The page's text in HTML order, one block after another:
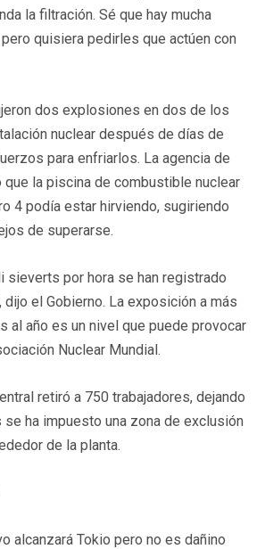
la filtración. Sé que hay mucha
quisiera pedirles que actúen con
dos explosiones en dos de los
nuclear después de días de
para enfriarlos. La agencia de
la piscina de combustible nuclear
4 podía estar hirviendo, sugiriendo
de superarse.
sieverts por hora se han registrado
el Gobierno. La exposición a más
al año es un nivel que puede provocar
Nuclear Mundial.
retiró a 750 trabajadores, dejando
se ha impuesto una zona de exclusión
de la planta.
alcanzará Tokio pero no es dañino